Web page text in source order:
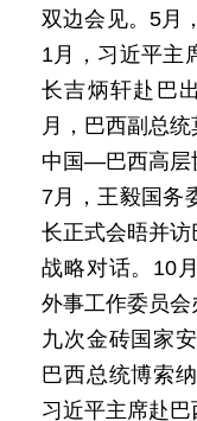
双边会见。5月
1月，习近平主
长吉炳轩赴巴
月，巴西副总
中国—巴西高层
7月，王毅国务
长正式会晤并
战略对话。10
外事工作委员
九次金砖国家
巴西总统博索
习近平主席赴